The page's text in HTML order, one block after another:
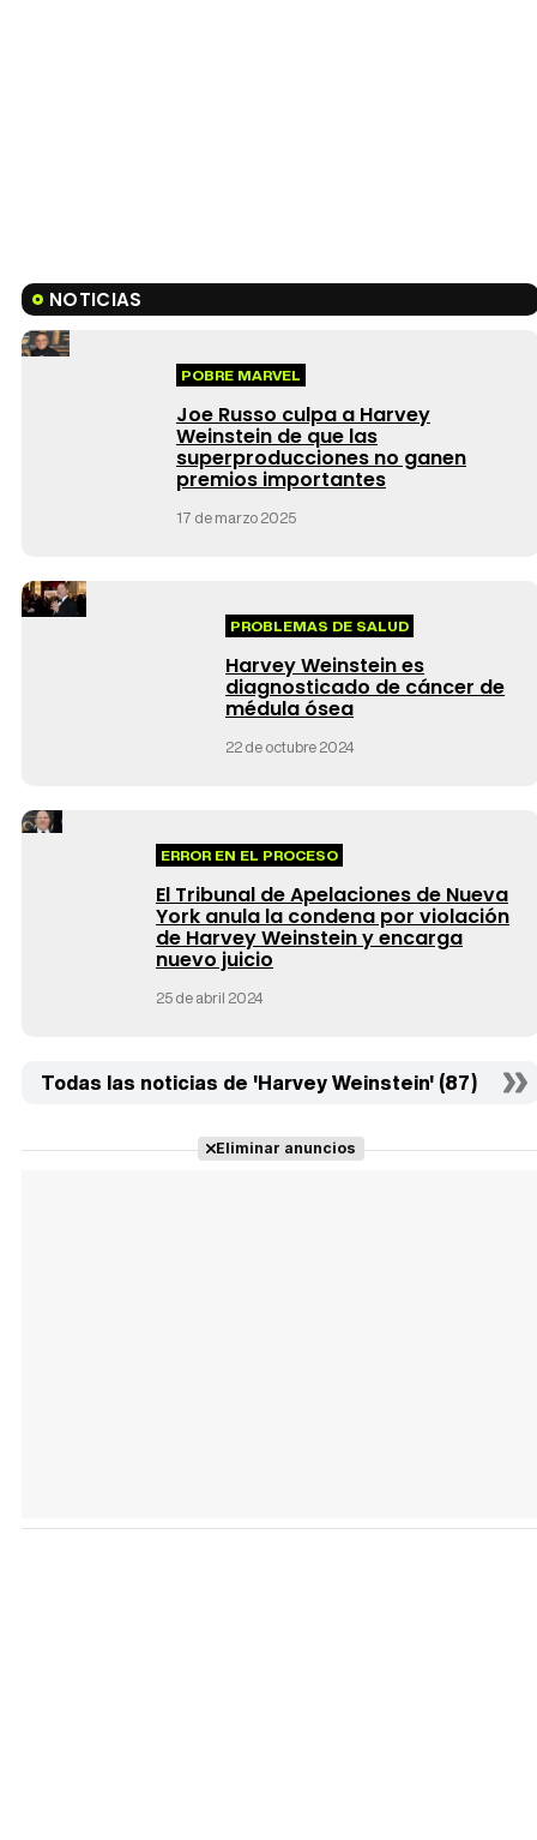
NOTICIAS
POBRE MARVEL
Joe Russo culpa a Harvey
Weinstein de que las
superproducciones no ganen
premios importantes
17 de marzo 2025
PROBLEMAS DE SALUD
Harvey Weinstein es
diagnosticado de cáncer de
médula ósea
22 de octubre 2024
ERROR EN EL PROCESO
El Tribunal de Apelaciones de Nueva
York anula la condena por violación
de Harvey Weinstein y encarga
nuevo juicio
25 de abril 2024
Todas las noticias de 'Harvey Weinstein' (87)
Eliminar anuncios